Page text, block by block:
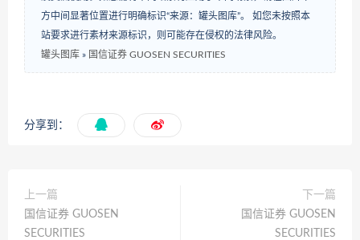
方中间显著位置进行明确标识“来源：罐头图库”。 如您未按照本
站要求进行素材来源标识，则可能存在侵权的法律风险。
罐头图库 » 国信证券 GUOSEN SECURITIES
分享到：
上一篇
国信证券 GUOSEN
SECURITIES
下一篇
国信证券 GUOSEN
SECURITIES